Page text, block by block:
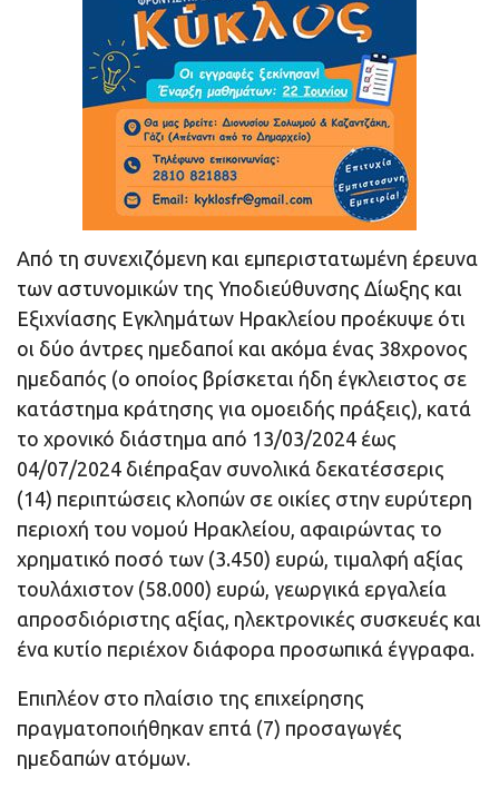
Από τη συνεχιζόμενη και εμπεριστατωμένη έρευνα
των αστυνομικών της Υποδιεύθυνσης Δίωξης και
Εξιχνίασης Εγκλημάτων Ηρακλείου προέκυψε ότι
οι δύο άντρες ημεδαποί και ακόμα ένας 38χρονος
ημεδαπός (ο οποίος βρίσκεται ήδη έγκλειστος σε
κατάστημα κράτησης για ομοειδής πράξεις), κατά
το χρονικό διάστημα από 13/03/2024 έως
04/07/2024 διέπραξαν συνολικά δεκατέσσερις
(14) περιπτώσεις κλοπών σε οικίες στην ευρύτερη
περιοχή του νομού Ηρακλείου, αφαιρώντας το
χρηματικό ποσό των (3.450) ευρώ, τιμαλφή αξίας
τουλάχιστον (58.000) ευρώ, γεωργικά εργαλεία
απροσδιόριστης αξίας, ηλεκτρονικές συσκευές και
ένα κυτίο περιέχον διάφορα προσωπικά έγγραφα.
Επιπλέον στο πλαίσιο της επιχείρησης
πραγματοποιήθηκαν επτά (7) προσαγωγές
ημεδαπών ατόμων.